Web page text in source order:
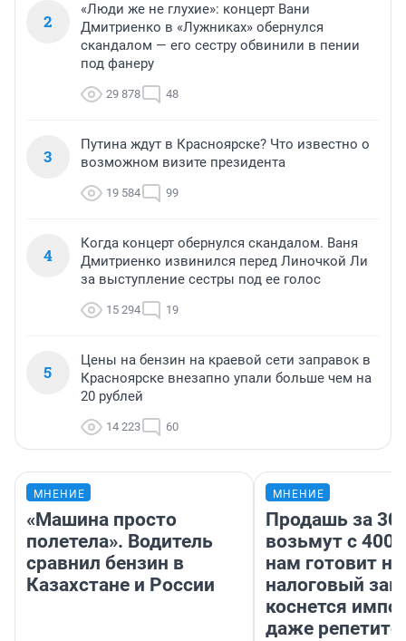
2
«Люди же не глухие»: концерт Вани
Дмитриенко в «Лужниках» обернулся
скандалом — его сестру обвинили в пении
под фанеру
29 878 48
3
Путина ждут в Красноярске? Что известно о
возможном визите президента
19 584 99
4
Когда концерт обернулся скандалом. Ваня
Дмитриенко извинился перед Линочкой Ли
за выступление сестры под ее голос
15 294 19
5
Цены на бензин на краевой сети заправок в
Красноярске внезапно упали больше чем на
20 рублей
14 223 60
МНЕНИЕ
«Машина просто
полетела». Водитель
сравнил бензин в
Казахстане и России
МНЕНИЕ
Продашь за
возьмут с
нам готовит
налоговый
коснется
даже